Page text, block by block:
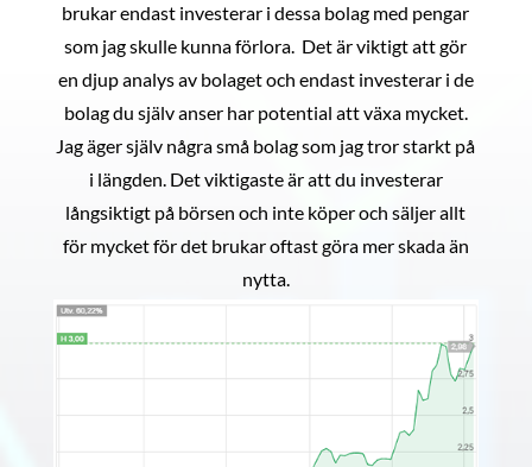
brukar endast investerar i dessa bolag med pengar
som jag skulle kunna förlora. Det är viktigt att gör
en djup analys av bolaget och endast investerar i de
bolag du själv anser har potential att växa mycket.
Jag äger själv några små bolag som jag tror starkt på
i längden. Det viktigaste är att du investerar
långsiktigt på börsen och inte köper och säljer allt
för mycket för det brukar oftast göra mer skada än
nytta.